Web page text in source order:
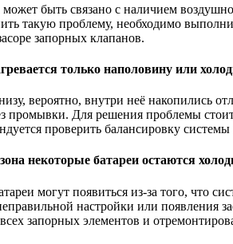
может быть связано с наличием
такую проблему, необходимо
запорных клапанов.
только наполовину или
вероятно, внутри неё
промывки. Для решения проблемы
проверить балансировку системы
некоторые батареи остаются
могут появиться из-за того, что
настройки или появления
запорных элементов и